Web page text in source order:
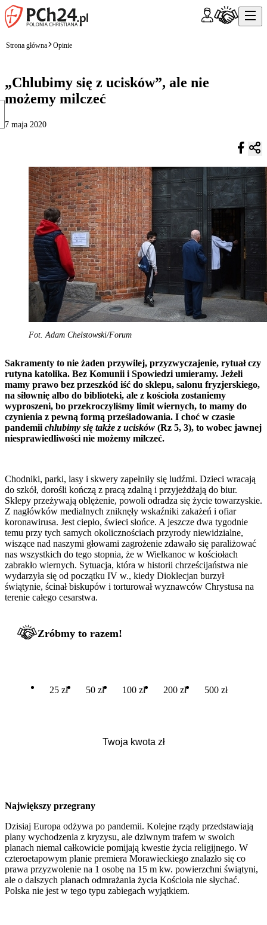
Strona główna Opinie
„Chlubimy się z ucisków”, ale nie
możemy milczeć
7 maja 2020
Fot. Adam Chelstowski/Forum
Sakramenty to nie żaden przywilej, przyzwyczajenie, rytuał czy
rutyna katolika. Bez Komunii i Spowiedzi umieramy. Jeżeli
mamy prawo bez przeszkód iść do sklepu, salonu fryzjerskiego,
na siłownię albo do biblioteki, ale z kościoła zostaniemy
wyproszeni, bo przekroczyliśmy limit wiernych, to mamy do
czynienia z pewną formą prześladowania. I choć w czasie
pandemii chlubimy się także z ucisków (Rz 5, 3), to wobec jawnej
niesprawiedliwości nie możemy milczeć.
Chodniki, parki, lasy i skwery zapełniły się ludźmi. Dzieci wracają
do szkół, dorośli kończą z pracą zdalną i przyjeżdżają do biur.
Sklepy przeżywają oblężenie, powoli odradza się życie towarzyskie.
Z nagłówków medialnych zniknęły wskaźniki zakażeń i ofiar
koronawirusa. Jest ciepło, świeci słońce. A jeszcze dwa tygodnie
temu przy tych samych okolicznościach przyrody niewidzialne,
wiszące nad naszymi głowami zagrożenie zdawało się paraliżować
nas wszystkich do tego stopnia, że w Wielkanoc w kościołach
zabrakło wiernych. Sytuacja, która w historii chrześcijaństwa nie
wydarzyła się od początku IV w., kiedy Dioklecjan burzył
świątynie, ścinał biskupów i torturował wyznawców Chrystusa na
terenie całego cesarstwa.
Zróbmy to razem!
25 zł 50 zł 100 zł 200 zł 500 zł
Największy przegrany
Dzisiaj Europa odżywa po pandemii. Kolejne rządy przedstawiają
plany wychodzenia z kryzysu, ale dziwnym trafem w swoich
planach niemal całkowicie pomijają kwestie życia religijnego. W
czteroetapowym planie premiera Morawieckiego znalazło się co
prawa przyzwolenie na 1 osobę na 15 m kw. powierzchni świątyni,
ale o dalszych planach odmrażania życia Kościoła nie słychać.
Polska nie jest w tego typu zabiegach wyjątkiem.